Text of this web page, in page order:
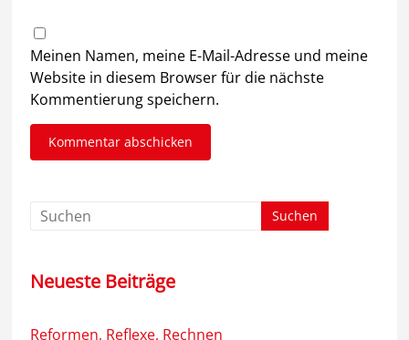
Meinen Namen, meine E-Mail-Adresse und meine
Website in diesem Browser für die nächste
Kommentierung speichern.
Neueste Beiträge
Reformen, Reflexe, Rechnen